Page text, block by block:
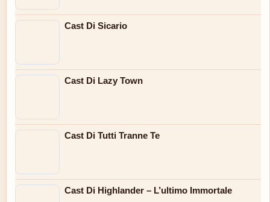
Cast Di Sicario
Cast Di Lazy Town
Cast Di Tutti Tranne Te
Cast Di Highlander – L’ultimo Immortale